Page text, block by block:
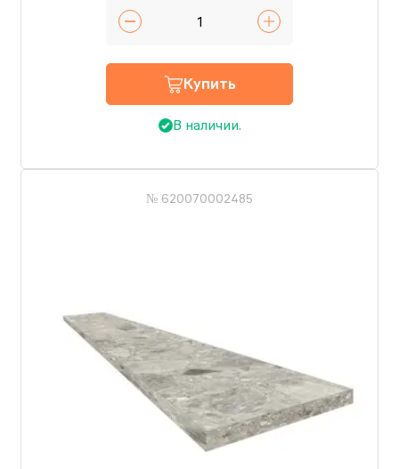
Купить
В наличии.
№ 620070002485